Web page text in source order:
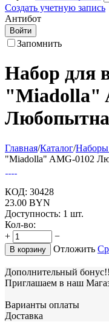
Создать учетную запись
Антибот
Войти
Запомнить
Набор для
"Miadolla"
Главная/Каталог/Наборы
"Miadolla" AMG-0102
КОД: 30428
23.00 BYN
Доступность: 1 шт.
Кол-во:
+
−
В корзину Отложить
Дополнительный
Приглашаем в наш
Варианты оплаты
Доставка